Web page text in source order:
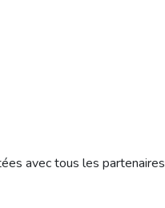
avec tous les